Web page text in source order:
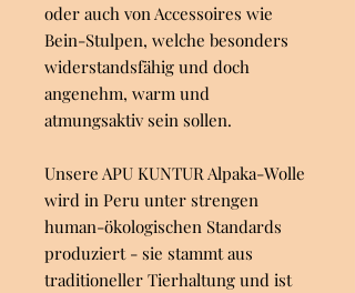
oder auch von Accessoires wie
Bein-Stulpen, welche besonders
widerstandsfähig und doch
angenehm, warm und
atmungsaktiv sein sollen.
Unsere APU KUNTUR Alpaka-Wolle
wird in Peru unter strengen
human-ökologischen Standards
produziert - sie stammt aus
traditioneller Tierhaltung und ist